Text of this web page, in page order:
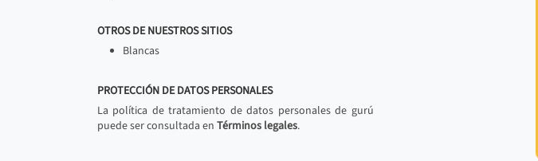
OTROS DE NUESTROS SITIOS
Blancas
PROTECCIÓN DE DATOS PERSONALES
La política de tratamiento de datos personales de gurú
puede ser consultada en Términos legales.